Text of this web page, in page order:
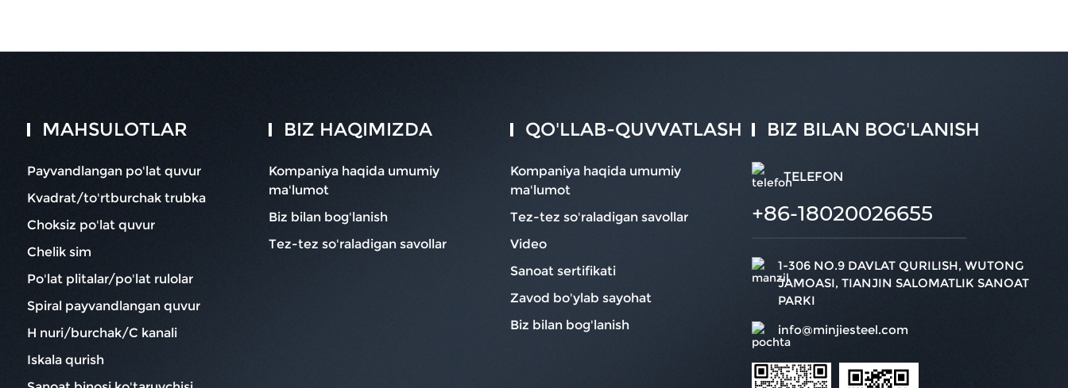
MAHSULOTLAR
Payvandlangan po'lat quvur
Kvadrat/to'rtburchak trubka
Choksiz po'lat quvur
Chelik sim
Po'lat plitalar/po'lat rulolar
Spiral payvandlangan quvur
H nuri/burchak/C kanali
Iskala qurish
BIZ HAQIMIZDA
Kompaniya haqida umumiy
ma'lumot
Biz bilan bog'lanish
Tez-tez so'raladigan savollar
QO'LLAB-QUVVATLASH
Kompaniya haqida umumiy
ma'lumot
Tez-tez so'raladigan savollar
Video
Sanoat sertifikati
Zavod bo'ylab sayohat
Biz bilan bog'lanish
BIZ BILAN BOG'LANISH
TELEFON
+86-18020026655
1-306 NO.9 DAVLAT QURILISH, WUTONG
JAMOASI, TIANJIN SALOMATLIK SANOAT
PARKI
info@minjiesteel.com